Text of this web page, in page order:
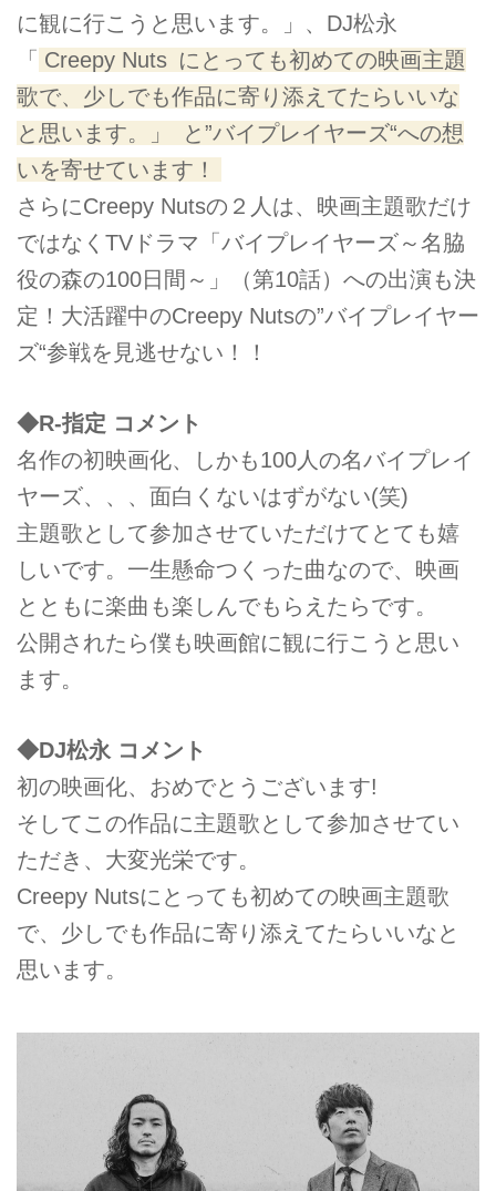
に観に行こうと思います。」、DJ松永
「 Creepy Nuts にとっても初めての映画主題
歌で、少しでも作品に寄り添えてたらいいな
と思います。」
と”バイプレイヤーズ“への想
いを寄せています！
さらにCreepy Nutsの２人は、映画主題歌だけ
ではなくTVドラマ「バイプレイヤーズ～名脇
役の森の100日間～」（第10話）への出演も決
定！大活躍中のCreepy Nutsの”バイプレイヤー
ズ“参戦を見逃せない！！
◆R-指定 コメント
名作の初映画化、しかも100人の名バイプレイ
ヤーズ、、、面白くないはずがない(笑)
主題歌として参加させていただけてとても嬉
しいです。一生懸命つくった曲なので、映画
とともに楽曲も楽しんでもらえたらです。
公開されたら僕も映画館に観に行こうと思い
ます。
◆DJ松永 コメント
初の映画化、おめでとうございます!
そしてこの作品に主題歌として参加させてい
ただき、大変光栄です。
Creepy Nutsにとっても初めての映画主題歌
で、少しでも作品に寄り添えてたらいいなと
思います。